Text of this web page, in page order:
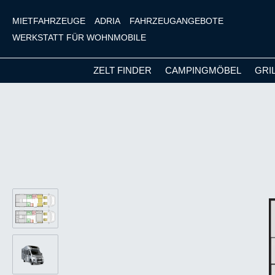
MIETFAHRZEUGE ADRIA
FAHRZEUGANGEBOTE
WERKSTATT FÜR WOHNMOBILE
ZELT FINDER CAMPINGMÖBEL
Bildergalerie überspringen